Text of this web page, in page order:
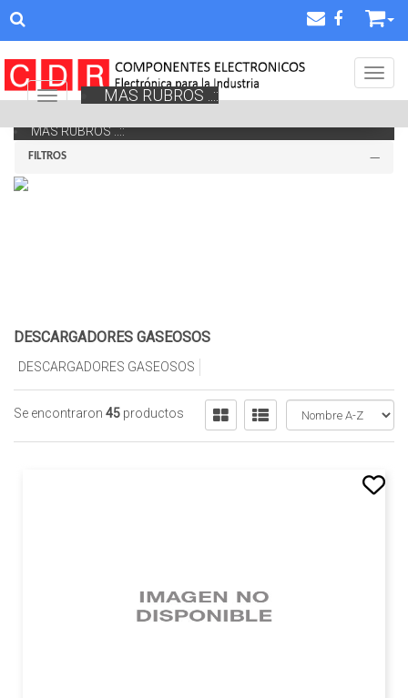
Navigation ein-/ausblenden
MAS RUBROS ..::
MAS RUBROS ..::
FILTROS
DESCARGADORES GASEOSOS
DESCARGADORES GASEOSOS
Se encontraron 45 productos